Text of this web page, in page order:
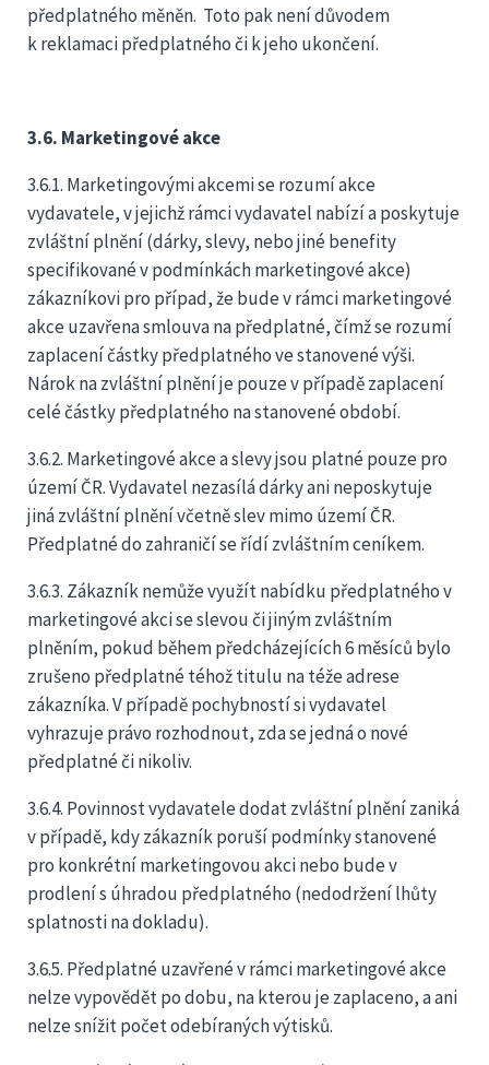
předplatného měněn. Toto pak není důvodem
k reklamaci předplatného či k jeho ukončení.
3.6. Marketingové akce
3.6.1. Marketingovými akcemi se rozumí akce
vydavatele, v jejichž rámci vydavatel nabízí a poskytuje
zvláštní plnění (dárky, slevy, nebo jiné benefity
specifikované v podmínkách marketingové akce)
zákazníkovi pro případ, že bude v rámci marketingové
akce uzavřena smlouva na předplatné, čímž se rozumí
zaplacení částky předplatného ve stanovené výši.
Nárok na zvláštní plnění je pouze v případě zaplacení
celé částky předplatného na stanovené období.
3.6.2. Marketingové akce a slevy jsou platné pouze pro
území ČR. Vydavatel nezasílá dárky ani neposkytuje
jiná zvláštní plnění včetně slev mimo území ČR.
Předplatné do zahraničí se řídí zvláštním ceníkem.
3.6.3. Zákazník nemůže využít nabídku předplatného v
marketingové akci se slevou či jiným zvláštním
plněním, pokud během předcházejících 6 měsíců bylo
zrušeno předplatné téhož titulu na téže adrese
zákazníka. V případě pochybností si vydavatel
vyhrazuje právo rozhodnout, zda se jedná o nové
předplatné či nikoliv.
3.6.4. Povinnost vydavatele dodat zvláštní plnění zaniká
v případě, kdy zákazník poruší podmínky stanovené
pro konkrétní marketingovou akci nebo bude v
prodlení s úhradou předplatného (nedodržení lhůty
splatnosti na dokladu).
3.6.5. Předplatné uzavřené v rámci marketingové akce
nelze vypovědět po dobu, na kterou je zaplaceno, a ani
nelze snížit počet odebíraných výtisků.